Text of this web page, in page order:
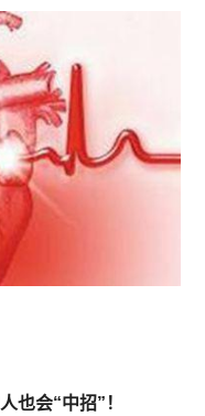
也会“中招”！